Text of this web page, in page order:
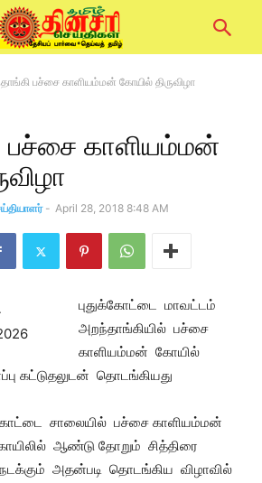
பச்சை காளியம்மன் கோயில் திருவிழா
பச்சை காளியம்மன்
- April 28, 2018 8:48 AM
புதுக்கோட்டை மாவட்டம்
அறந்தாங்கியில் பச்சை
காளியம்மன் கோயில்
கட்டுதலுடன் தொடங்கியது
சாலையில் பச்சை காளியம்மன்
ஆண்டு தோறும் சித்திரை
நடக்கும் அதன்படி தொடங்கிய விழாவில்